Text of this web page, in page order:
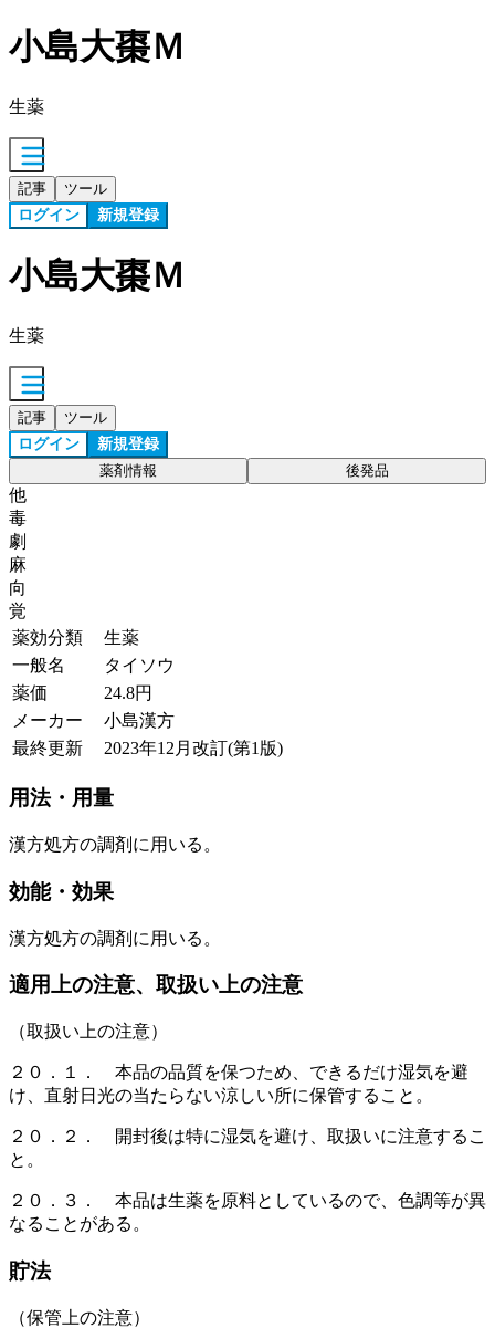
小島大棗Ｍ
生薬
記事 ツール
ログイン 新規登録
小島大棗Ｍ
生薬
記事 ツール
ログイン 新規登録
薬剤情報 後発品
他
毒
劇
麻
向
覚
薬効分類
生薬
一般名
タイソウ
薬価
24.8円
メーカー
小島漢方
最終更新
2023年12月改訂(第1版)
用法・用量
漢方処方の調剤に用いる。
効能・効果
漢方処方の調剤に用いる。
適用上の注意、取扱い上の注意
（取扱い上の注意）
２０．１． 本品の品質を保つため、できるだけ湿気を避
け、直射日光の当たらない涼しい所に保管すること。
２０．２． 開封後は特に湿気を避け、取扱いに注意するこ
と。
２０．３． 本品は生薬を原料としているので、色調等が異
なることがある。
貯法
（保管上の注意）